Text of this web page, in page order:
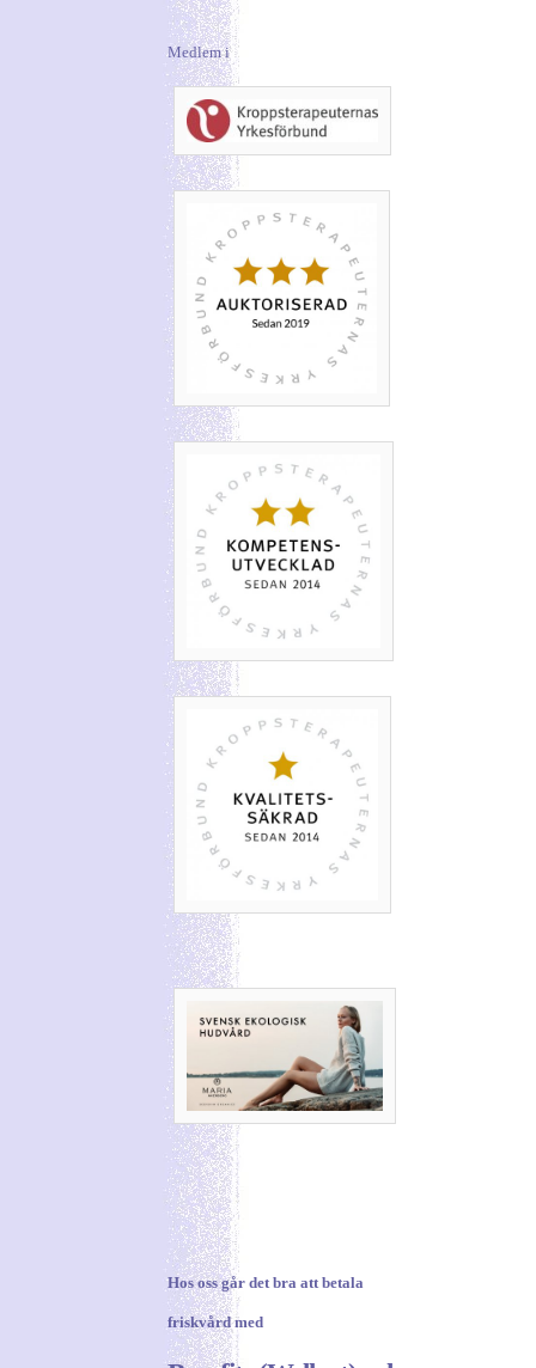
Medlem i
Hos oss går det bra att betala
friskvård med